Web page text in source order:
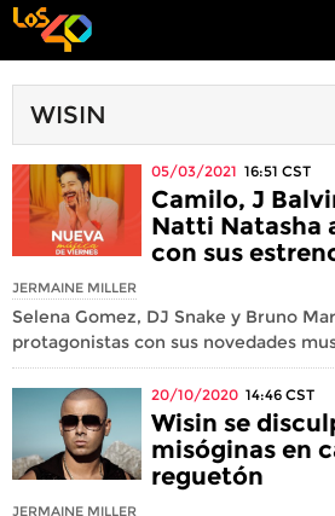
WISIN
05/03/2021 16:51 CST
Camilo, J
Natti Natasha
con sus
JERMAINE MILLER
Selena Gomez, DJ Snake y Bruno
protagonistas con sus novedades
20/10/2020 14:46 CST
Wisin se
misóginas en
reguetón
JERMAINE MILLER